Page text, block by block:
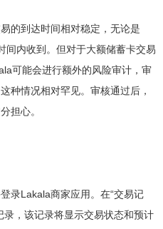
到达时间相对稳定，无论是
间内收到。但对于大额储蓄卡交易
可能会进行额外的风险审计，审
种情况相对罕见。审核通过后，
担心。
Lakala商家应用。在“交易记
，该记录将显示交易状态和预计